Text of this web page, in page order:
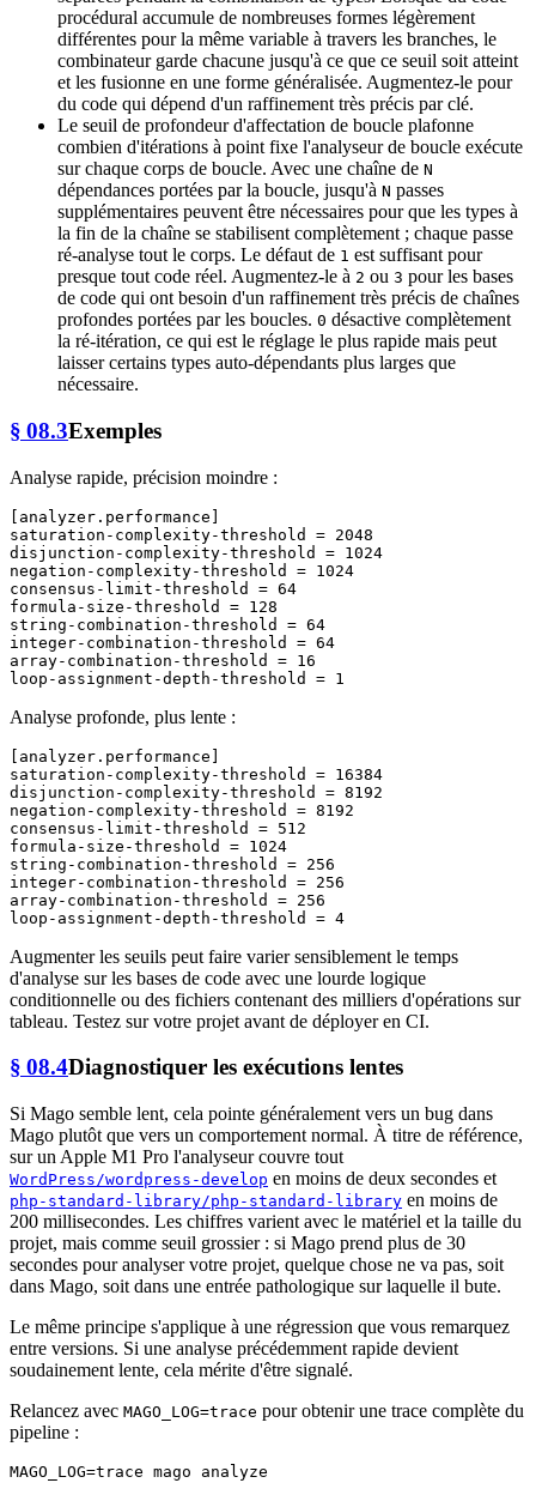
procédural accumule de nombreuses formes légèrement
différentes pour la même variable à travers les branches, le
combinateur garde chacune jusqu'à ce que ce seuil soit atteint
et les fusionne en une forme généralisée. Augmentez-le pour
du code qui dépend d'un raffinement très précis par clé.
Le seuil de profondeur d'affectation de boucle plafonne
combien d'itérations à point fixe l'analyseur de boucle exécute
sur chaque corps de boucle. Avec une chaîne de N
dépendances portées par la boucle, jusqu'à N passes
supplémentaires peuvent être nécessaires pour que les types à
la fin de la chaîne se stabilisent complètement ; chaque passe
ré-analyse tout le corps. Le défaut de 1 est suffisant pour
presque tout code réel. Augmentez-le à 2 ou 3 pour les bases
de code qui ont besoin d'un raffinement très précis de chaînes
profondes portées par les boucles. 0 désactive complètement
la ré-itération, ce qui est le réglage le plus rapide mais peut
laisser certains types auto-dépendants plus larges que
nécessaire.
§ 08.3Exemples
Analyse rapide, précision moindre :
[analyzer.performance]
saturation-complexity-threshold
= 2048
disjunction-complexity-threshold
= 1024
negation-complexity-threshold
= 1024
consensus-limit-threshold
= 64
formula-size-threshold
= 128
string-combination-threshold
= 64
integer-combination-threshold
= 64
array-combination-threshold
= 16
loop-assignment-depth-threshold
= 1
Analyse profonde, plus lente :
[analyzer.performance]
saturation-complexity-threshold
= 16384
disjunction-complexity-threshold
= 8192
negation-complexity-threshold
= 8192
consensus-limit-threshold
= 512
formula-size-threshold
= 1024
string-combination-threshold
= 256
integer-combination-threshold
= 256
array-combination-threshold
= 256
loop-assignment-depth-threshold
= 4
Augmenter les seuils peut faire varier sensiblement le temps
d'analyse sur les bases de code avec une lourde logique
conditionnelle ou des fichiers contenant des milliers d'opérations sur
tableau. Testez sur votre projet avant de déployer en CI.
§ 08.4Diagnostiquer les exécutions lentes
Si Mago semble lent, cela pointe généralement vers un bug dans
Mago plutôt que vers un comportement normal. À titre de référence,
sur un Apple M1 Pro l'analyseur couvre tout
WordPress/wordpress-develop en moins de deux secondes et
php-standard-library/php-standard-library en moins de
200 millisecondes. Les chiffres varient avec le matériel et la taille du
projet, mais comme seuil grossier : si Mago prend plus de 30
secondes pour analyser votre projet, quelque chose ne va pas, soit
dans Mago, soit dans une entrée pathologique sur laquelle il bute.
Le même principe s'applique à une régression que vous remarquez
entre versions. Si une analyse précédemment rapide devient
soudainement lente, cela mérite d'être signalé.
Relancez avec MAGO_LOG=trace pour obtenir une trace complète du
pipeline :